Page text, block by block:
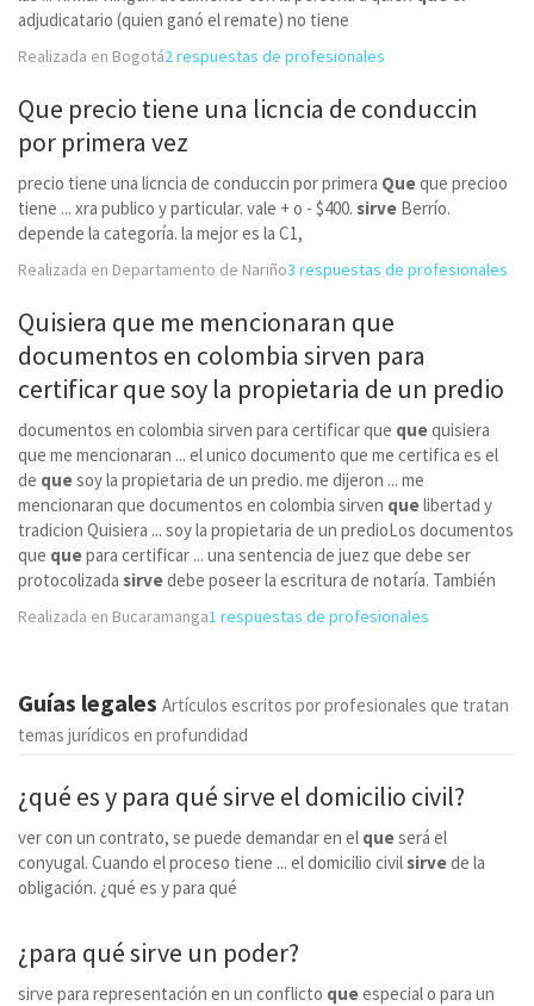
adjudicatario (quien ganó el remate) no tiene
Realizada en Bogotá2 respuestas de profesionales
Que precio tiene una licncia de conduccin
por primera vez
precio tiene una licncia de conduccin por primera Queque precioo
tiene ... xra publico y particular. vale + o - $400. sirve Berrío.
depende la categoría. la mejor es la C1,
Realizada en Departamento de Nariño3 respuestas de profesionales
Quisiera que me mencionaran que
documentos en colombia sirven para
certificarquesoy la propietaria de un predio
documentos en colombia sirven para certificar que quequisiera
que me mencionaran ... el unico documento que me certifica es el
de quesoy la propietaria de un predio. me dijeron ... me
mencionaran que documentos en colombia sirven quelibertad y
tradicion Quisiera ... soy la propietaria de un predioLos documentos
que quepara certificar ... una sentencia de juez que debe ser
protocolizada sirvedebe poseer la escritura de notaría. También
Realizada en Bucaramanga1 respuestas de profesionales
Guías legales Artículos escritos por profesionales que tratan
temas jurídicos en profundidad
¿qué es y para quésirve el domicilio civil?
ver con un contrato, se puede demandar en el queserá el
conyugal. Cuando el proceso tiene ... el domicilio civilsirvede la
obligación. ¿qué es y para qué
¿para quésirve un poder?
sirve para representación en un conflicto queespecial o para un